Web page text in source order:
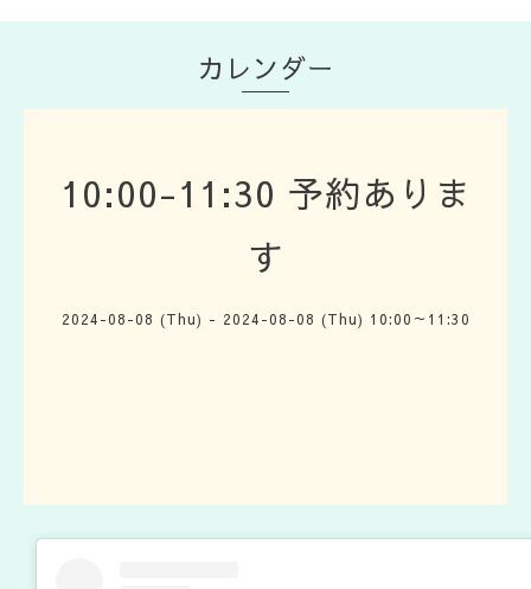
カレンダー
10:00-11:30 予約ありま
す
2024-08-08 (Thu) - 2024-08-08 (Thu) 10:00～11:30